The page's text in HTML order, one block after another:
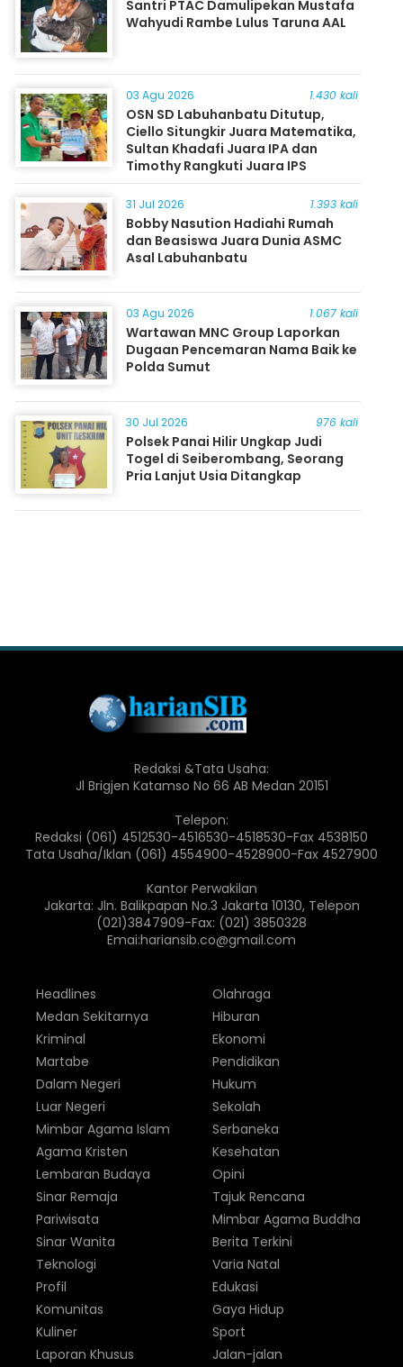
Santri PTAC Damulipekan Mustafa
Wahyudi Rambe Lulus Taruna AAL
03 Agu 2026 1.430 kali
OSN SD Labuhanbatu Ditutup,
Ciello Situngkir Juara Matematika,
Sultan Khadafi Juara IPA dan
Timothy Rangkuti Juara IPS
31 Jul 2026 1.393 kali
Bobby Nasution Hadiahi Rumah
dan Beasiswa Juara Dunia ASMC
Asal Labuhanbatu
03 Agu 2026 1.067 kali
Wartawan MNC Group Laporkan
Dugaan Pencemaran Nama Baik ke
Polda Sumut
30 Jul 2026 976 kali
Polsek Panai Hilir Ungkap Judi
Togel di Seiberombang, Seorang
Pria Lanjut Usia Ditangkap
Redaksi &Tata Usaha:
Jl Brigjen Katamso No 66 AB Medan 20151
Telepon:
Redaksi (061) 4512530-4516530-4518530-Fax 4538150
Tata Usaha/Iklan (061) 4554900-4528900-Fax 4527900
Kantor Perwakilan
Jakarta: Jln. Balikpapan No.3 Jakarta 10130, Telepon
(021)3847909-Fax: (021) 3850328
Emai:hariansib.co@gmail.com
Headlines
Medan Sekitarnya
Kriminal
Martabe
Dalam Negeri
Luar Negeri
Olahraga
Hiburan
Ekonomi
Pendidikan
Hukum
Sekolah
Mimbar Agama Islam
Agama Kristen
Lembaran Budaya
Sinar Remaja
Pariwisata
Sinar Wanita
Serbaneka
Kesehatan
Opini
Tajuk Rencana
Mimbar Agama Buddha
Berita Terkini
Teknologi
Profil
Komunitas
Kuliner
Laporan Khusus
Varia Natal
Edukasi
Gaya Hidup
Sport
Jalan-jalan